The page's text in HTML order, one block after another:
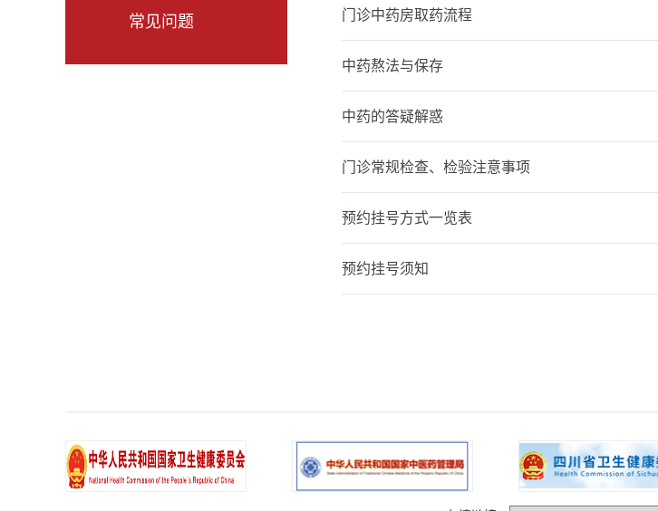
常见问题 门诊中药房取药流程
中药熬法与保存
中药的答疑解惑
门诊常规检查、检验注意事项
预约挂号方式一览表
预约挂号须知